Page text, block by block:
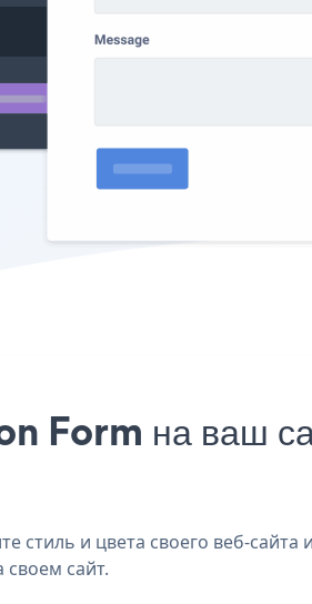
Form на ваш
стиль и цвета своего веб-
своем сайт.